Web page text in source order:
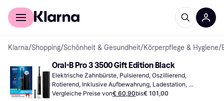
Für Shopper
Klarna/Shopping/Schönheit & Gesundheit/Körperpflege & Hygiene/
Oral-B Pro 3 3500 Gift Edition Black
Elektrische Zahnbürste, Pulsierend, Oszillierend,
Rotierend, Inklusive Aufbewahrung, Ladestation,
Drucksensor, 2-Minuten-Timer
Vergleiche Preise von€ 60,90bis€ 101,00